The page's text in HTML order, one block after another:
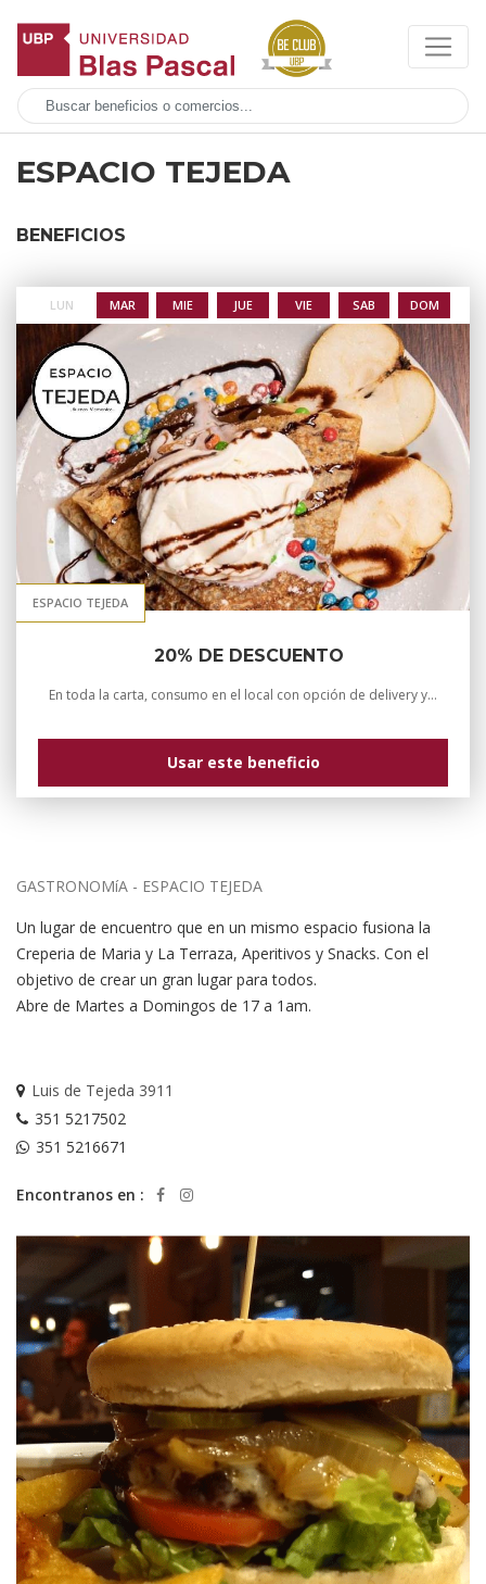
ESPACIO TEJEDA
BENEFICIOS
LUN MAR MIE JUE VIE SAB DOM
ESPACIO TEJEDA
20% DE DESCUENTO
En toda la carta, consumo en el local con opción de delivery y take away. Pedidos por WhatsApp al 3515216671 y 3515216955, envío de l ...
Usar este beneficio
GASTRONOMíA - ESPACIO TEJEDA
Un lugar de encuentro que en un mismo espacio fusiona la
Creperia de Maria y La Terraza, Aperitivos y Snacks. Con el
objetivo de crear un gran lugar para todos.
Abre de Martes a Domingos de 17 a 1am.
Luis de Tejeda 3911
351 5217502
351 5216671
Encontranos en :